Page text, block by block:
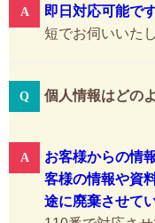
即日対応可能です
短でお伺いいた
個人情報はどの
お客様からの情
客様の情報や資
途に廃棄させて